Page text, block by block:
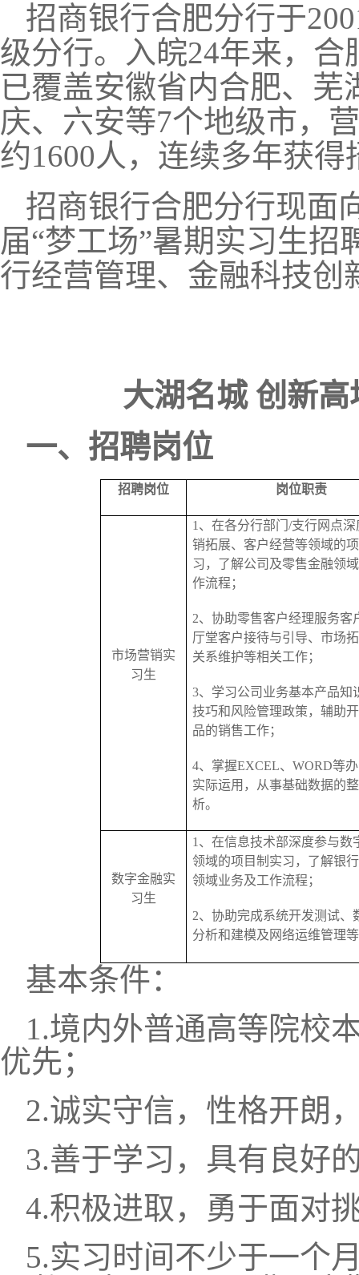
招商银行合肥分行于
级分行。入皖24年来，合
已覆盖安徽省内合肥、
庆、六安等7个地级市，
约1600人，连续多年获得
招商银行合肥分行现面
届“梦工场”暑期实习生招
行经营管理、金融科技创
大湖名城 创新高
一、招聘岗位
招聘岗位 岗位职责
市场营销实
习生
1、 在各分行部门 /支行网点
销拓展、客户经营等领域的
习，了解公司及零售金融领
作流程；
2、 协助零售客户经理服务客
厅堂客户接待与引导、市场
关系维护等相关工作；
3、 学习公司业务基本产品知
技巧和风险管理政策，辅助
品的销售工作；
4、 掌握EXCEL、WORD等
实际运用，从事基础数据的
析。
数字金融实
习生
1、 在信息技术部深度参与数
领域的项目制实习，了解银
领域业务及工作流程；
2、 协助完成系统开发测试、
分析和建模及网络运维管理
基本条件：
1.境内外普通高等院校
优先；
2.诚实守信，性格开朗
3.善于学习，具有良好
4.积极进取，勇于面对
5.实习时间不少于一个